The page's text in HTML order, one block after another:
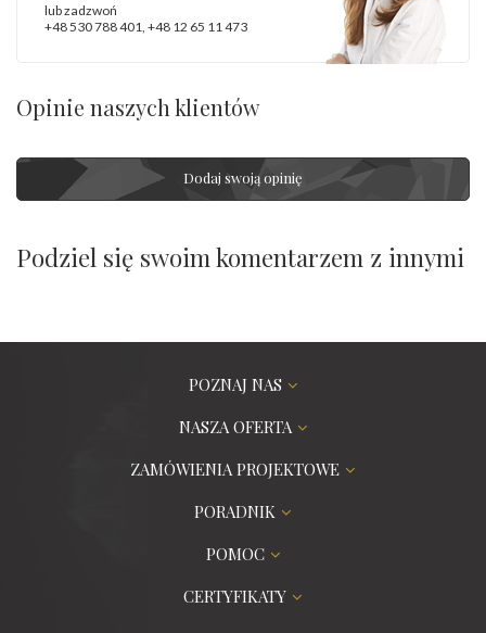
lub zadzwoń
+48 530 788 401 +48 12 65 11 473
Opinie naszych klientów
Dodaj swoją opinię
Podziel się swoim komentarzem z innymi
POZNAJ NAS
NASZA OFERTA
ZAMÓWIENIA PROJEKTOWE
PORADNIK
POMOC
CERTYFIKATY